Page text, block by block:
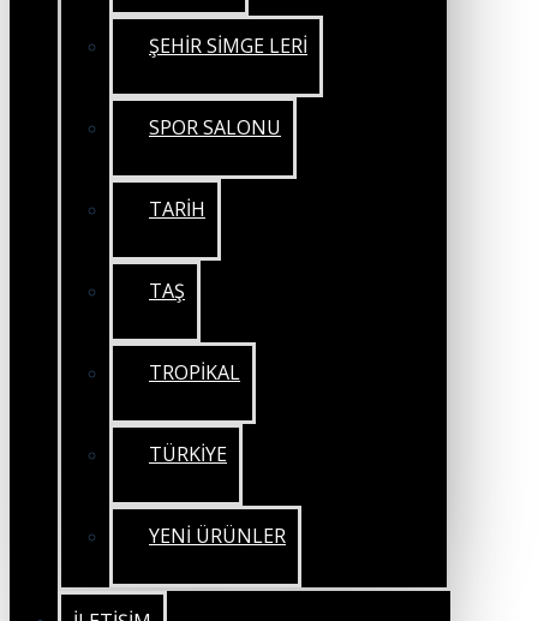
ŞEHİR SİMGE LERİ
SPOR SALONU
TARİH
TAŞ
TROPİKAL
TÜRKİYE
YENİ ÜRÜNLER